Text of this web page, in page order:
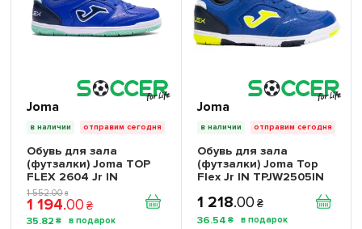
Joma
в наличии отправим сегодня
Обувь для зала
(футзалки) Joma TOP
FLEX 2604 Jr IN
TPJS2604IN детская
1 552.00 ₴
1 194.00 ₴
35.82 ₴
Joma
в наличии отправим сегодня
Обувь для зала
(футзалки) Joma Top
Flex Jr IN TPJW2505IN
1 218.00 ₴
36.54 ₴